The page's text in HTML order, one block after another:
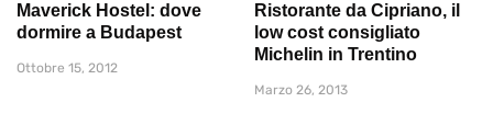
Maverick Hostel: dove
dormire a Budapest
Ottobre 15, 2012
Ristorante da Cipriano, il
low cost consigliato
Michelin in Trentino
Marzo 26, 2013